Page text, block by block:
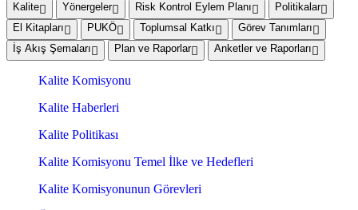
Kalite Yönergeler Risk Kontrol Eylem Planı
Politikalar
El Kitapları
PUKÖ Toplumsal Katkı
Görev Tanımları
İş Akış Şemaları
Plan ve Raporlar Anketler ve Raporları
Kalite Komisyonu
Kalite Haberleri
Kalite Politikası
Kalite Komisyonu Temel İlke ve Hedefleri
Kalite Komisyonunun Görevleri